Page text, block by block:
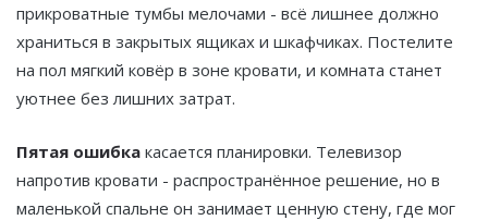
прикроватные тумбы мелочами - всё лишнее должно
храниться в закрытых ящиках и шкафчиках. Постелите
на пол мягкий ковёр в зоне кровати, и комната станет
уютнее без лишних затрат.
Пятая ошибка касается планировки. Телевизор
напротив кровати - распространённое решение, но в
маленькой спальне он занимает ценную стену, где мог